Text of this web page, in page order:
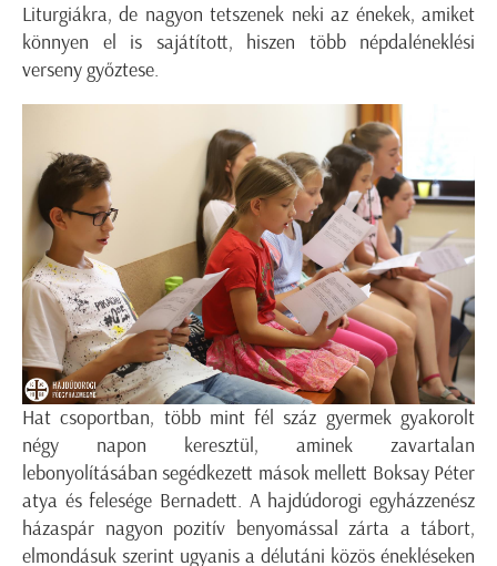
Liturgiákra, de nagyon tetszenek neki az énekek, amiket
könnyen el is sajátított, hiszen több népdaléneklési
verseny győztese.
Hat csoportban, több mint fél száz gyermek gyakorolt
négy napon keresztül, aminek zavartalan
lebonyolításában segédkezett mások mellett Boksay Péter
atya és felesége Bernadett. A hajdúdorogi egyházzenész
házaspár nagyon pozitív benyomással zárta a tábort,
elmondásuk szerint ugyanis a délutáni közös énekléseken